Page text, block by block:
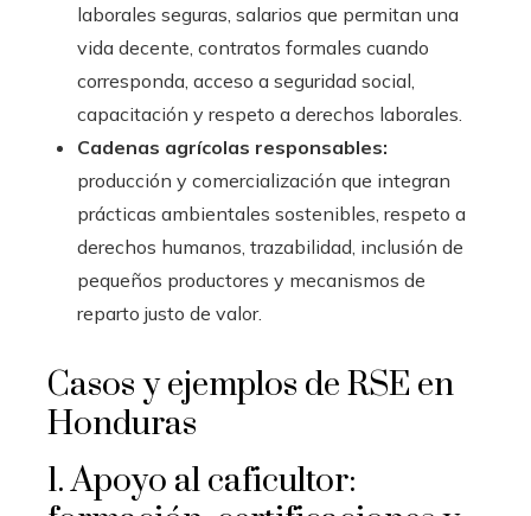
laborales seguras, salarios que permitan una
vida decente, contratos formales cuando
corresponda, acceso a seguridad social,
capacitación y respeto a derechos laborales.
Cadenas agrícolas responsables:
producción y comercialización que integran
prácticas ambientales sostenibles, respeto a
derechos humanos, trazabilidad, inclusión de
pequeños productores y mecanismos de
reparto justo de valor.
Casos y ejemplos de RSE en
Honduras
1. Apoyo al caficultor: